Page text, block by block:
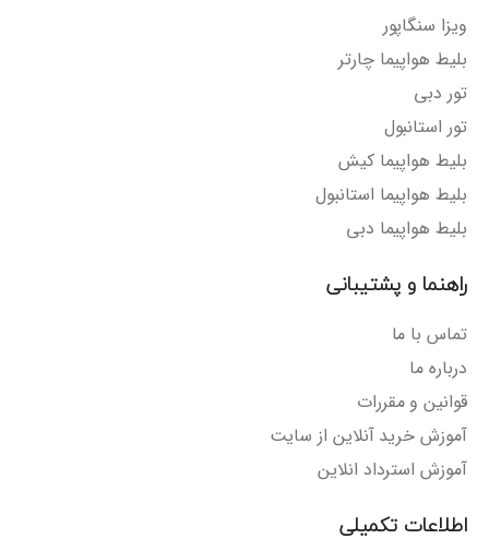
ویزا سنگاپور
بلیط هواپیما چارتر
تور دبی
تور استانبول
بلیط هواپیما کیش
بلیط هواپیما استانبول
بلیط هواپیما دبی
راهنما و پشتیبانی
تماس با ما
درباره ما
قوانین و مقررات
آموزش خرید آنلاین از سایت
آموزش استرداد انلاین
اطلاعات تکمیلی